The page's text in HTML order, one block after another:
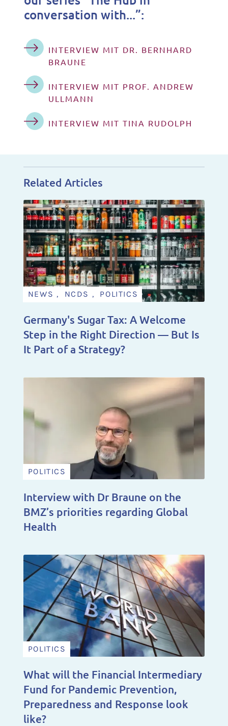
conversation with...”:
INTERVIEW MIT DR. BERNHARD
BRAUNE
INTERVIEW MIT PROF. ANDREW
ULLMANN
INTERVIEW MIT TINA RUDOLPH
Related Articles
NEWS , NCDS , POLITICS
Germany's Sugar Tax: A Welcome
Step in the Right Direction — But Is
It Part of a Strategy?
POLITICS
Interview with Dr Braune on the
BMZ’s priorities regarding Global
Health
POLITICS
What will the Financial Intermediary
Fund for Pandemic Prevention,
Preparedness and Response look
like?